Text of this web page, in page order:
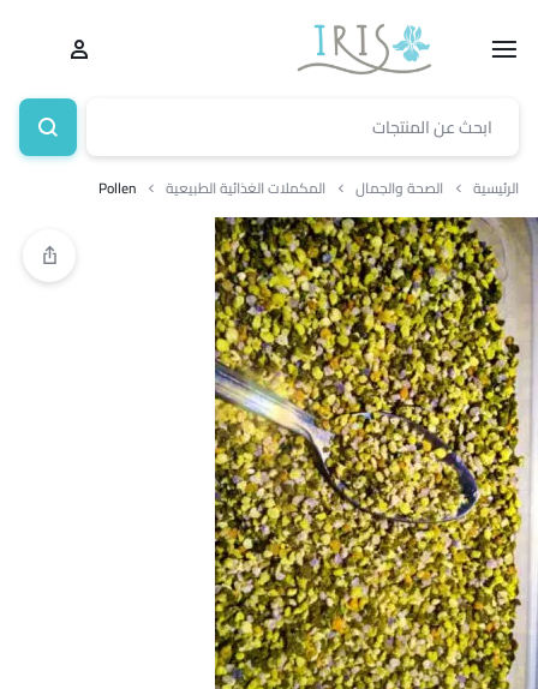
الرئيسية الصحة والجمال المكملات الغذائية الطبيعية Pollen